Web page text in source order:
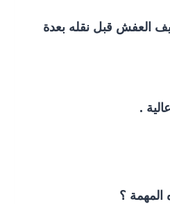
العفش قبل نقله بعدة
.
؟